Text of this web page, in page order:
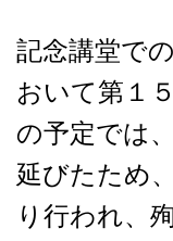
記念講堂で
おいて第１
の予定では
延びたため
り行われ、